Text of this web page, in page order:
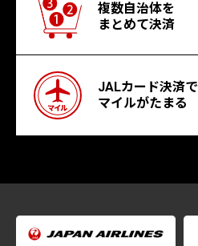
複数自治体を
まとめて決済
JALカード決済で
マイルがたまる